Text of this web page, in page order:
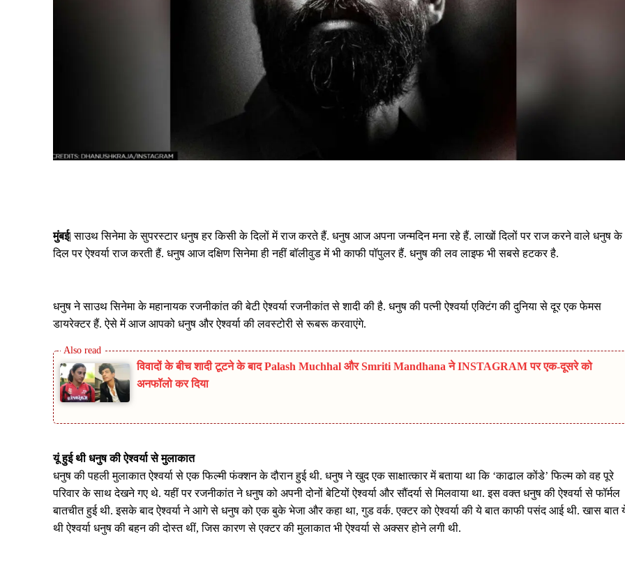
मुंबई| साउथ सिनेमा के सुपरस्टार धनुष हर किसी के दिलों में राज करते हैं. धनुष आज अपना जन्मदिन मना रहे हैं. लाखों दिलों पर राज करने वाले धनुष के
दिल पर ऐश्वर्या राज करती हैं. धनुष आज दक्षिण सिनेमा ही नहीं बॉलीवुड में भी काफी पॉपुलर हैं. धनुष की लव लाइफ भी सबसे हटकर है.
धनुष ने साउथ सिनेमा के महानायक रजनीकांत की बेटी ऐश्वर्या रजनीकांत से शादी की है. धनुष की पत्नी ऐश्वर्या एक्टिंग की दुनिया से दूर एक फेमस
डायरेक्टर हैं. ऐसे में आज आपको धनुष और ऐश्वर्या की लवस्टोरी से रूबरू करवाएंगे.
विवादों के बीच शादी टूटने के बाद Palash Muchhal और Smriti Mandhana ने INSTAGRAM पर एक-दूसरे को
अनफॉलो कर दिया
यूं हुई थी धनुष की ऐश्वर्या से मुलाकात
धनुष की पहली मुलाकात ऐश्वर्या से एक फिल्मी फंक्शन के दौरान हुई थी. धनुष ने खुद एक साक्षात्कार में बताया था कि ‘काढाल कोंडे’ फिल्म को वह पूरे
परिवार के साथ देखने गए थे. यहीं पर रजनीकांत ने धनुष को अपनी दोनों बेटियों ऐश्वर्या और सौंदर्या से मिलवाया था. इस वक्त धनुष की ऐश्वर्या से फॉर्मल
बातचीत हुई थी. इसके बाद ऐश्वर्या ने आगे से धनुष को एक बुके भेजा और कहा था, गुड वर्क. एक्टर को ऐश्वर्या की ये बात काफी पसंद आई थी. खास बात
थी ऐश्वर्या धनुष की बहन की दोस्त थीं, जिस कारण से एक्टर की मुलाकात भी ऐश्वर्या से अक्सर होने लगी थी.